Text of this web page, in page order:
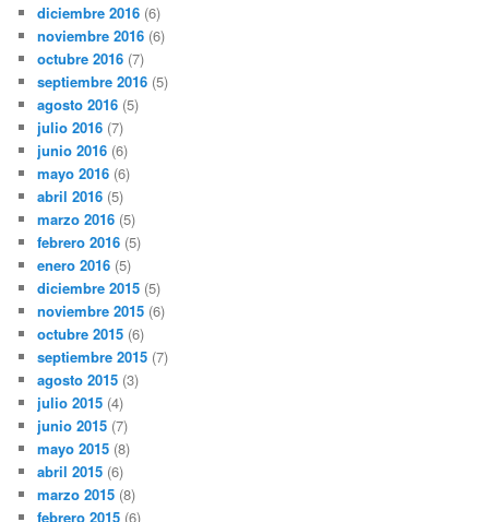
diciembre 2016 (6)
noviembre 2016 (6)
octubre 2016 (7)
septiembre 2016 (5)
agosto 2016 (5)
julio 2016 (7)
junio 2016 (6)
mayo 2016 (6)
abril 2016 (5)
marzo 2016 (5)
febrero 2016 (5)
enero 2016 (5)
diciembre 2015 (5)
noviembre 2015 (6)
octubre 2015 (6)
septiembre 2015 (7)
agosto 2015 (3)
julio 2015 (4)
junio 2015 (7)
mayo 2015 (8)
abril 2015 (6)
marzo 2015 (8)
febrero 2015 (6)